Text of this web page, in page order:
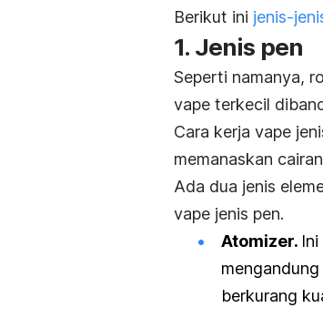
Berikut ini jenis-
1. Jenis pen
Seperti namanya,
vape terkecil
Cara kerja vape
memanaskan
Ada dua jenis
vape jenis pen.
Atomizer.
mengandung
berkurang